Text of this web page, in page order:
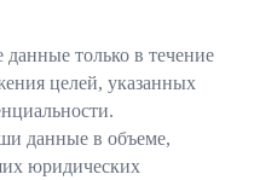
только в течение
целей, указанных
данные в объеме,
юридических